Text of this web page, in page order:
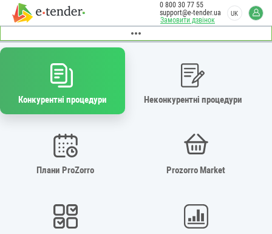
Замовити дзвінок
0 800 30 77 55
support@e-tender.ua
UK
Конкурентні процедури Неконкурентні процедури
Плани ProZorro Prozorro Market